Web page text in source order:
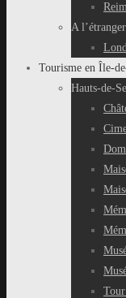
A l’étranger
Tourisme en Île-
Hauts-de-